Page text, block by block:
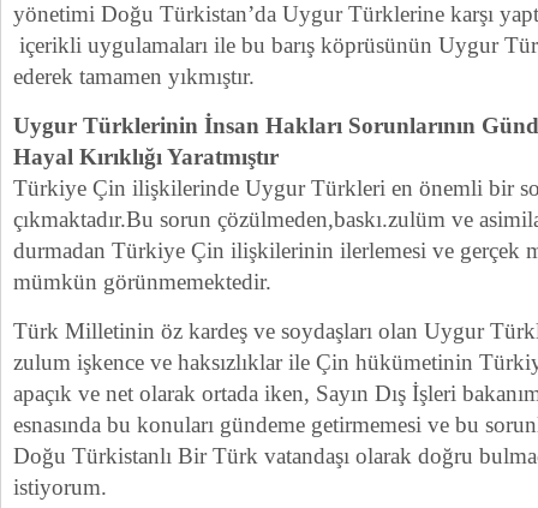
yönetimi Doğu Türkistan’da Uygur Türklerine karşı
içerikli uygulamaları ile bu barış köprüsünün Uygur
ederek tamamen yıkmıştır.
Uygur Türklerinin İnsan Hakları Sorunlarının
Hayal Kırıklığı Yaratmıştır
Türkiye Çin ilişkilerinde Uygur Türkleri en önemli bir
çıkmaktadır.Bu sorun çözülmeden,baskı.zulüm ve
durmadan Türkiye Çin ilişkilerinin ilerlemesi ve gerçek
mümkün görünmemektedir.
Türk Milletinin öz kardeş ve soydaşları olan Uygur
zulum işkence ve haksızlıklar ile Çin hükümetinin
apaçık ve net olarak ortada iken, Sayın Dış İşleri
esnasında bu konuları gündeme getirmemesi ve bu
Doğu Türkistanlı Bir Türk vatandaşı olarak doğru
istiyorum.